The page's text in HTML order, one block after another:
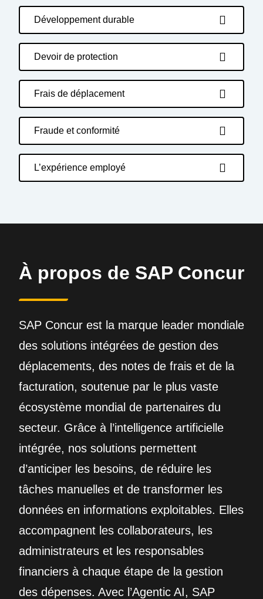
Développement durable
Devoir de protection
Frais de déplacement
Fraude et conformité
L’expérience employé
À propos de SAP Concur
SAP Concur est la marque leader mondiale
des solutions intégrées de gestion des
déplacements, des notes de frais et de la
facturation, soutenue par le plus vaste
écosystème mondial de partenaires du
secteur. Grâce à l’intelligence artificielle
intégrée, nos solutions permettent
d’anticiper les besoins, de réduire les
tâches manuelles et de transformer les
données en informations exploitables. Elles
accompagnent les collaborateurs, les
administrateurs et les responsables
financiers à chaque étape de la gestion
des dépenses. Avec l’Agentic AI, SAP